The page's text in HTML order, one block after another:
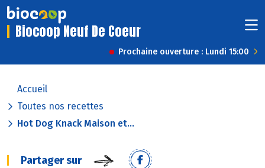
Biocoop Neuf De Coeur
Prochaine ouverture : Lundi 15:00
Accueil
Toutes nos recettes
Hot Dog Knack Maison et...
Partager sur